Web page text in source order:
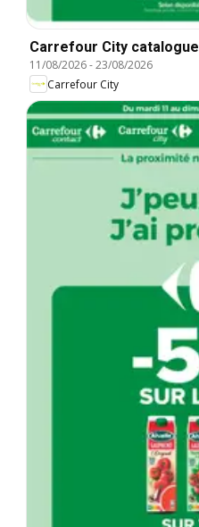
Carrefour City catalogue
11/08/2026-23/08/2026
Carrefour City